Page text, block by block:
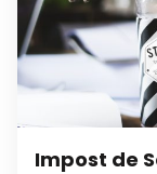
Impost de